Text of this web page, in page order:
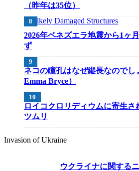
（昨年は35位）
2026年ベネズエラ地震から1ヶ
ず
ネコの瞳孔はなぜ縦長なのでし
Emma Bryce）
ロイコクロリディウムに寄生さ
ツムリ
Invasion of Ukraine
ウクライナに関する